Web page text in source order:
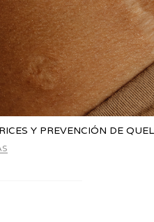
Y PREVENCIÓN DE